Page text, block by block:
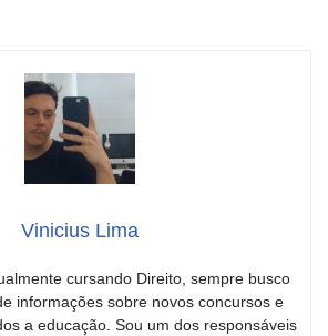
Vinicius Lima
cursando Direito, sempre busco
informações sobre novos concursos e
a educação. Sou um dos responsáveis